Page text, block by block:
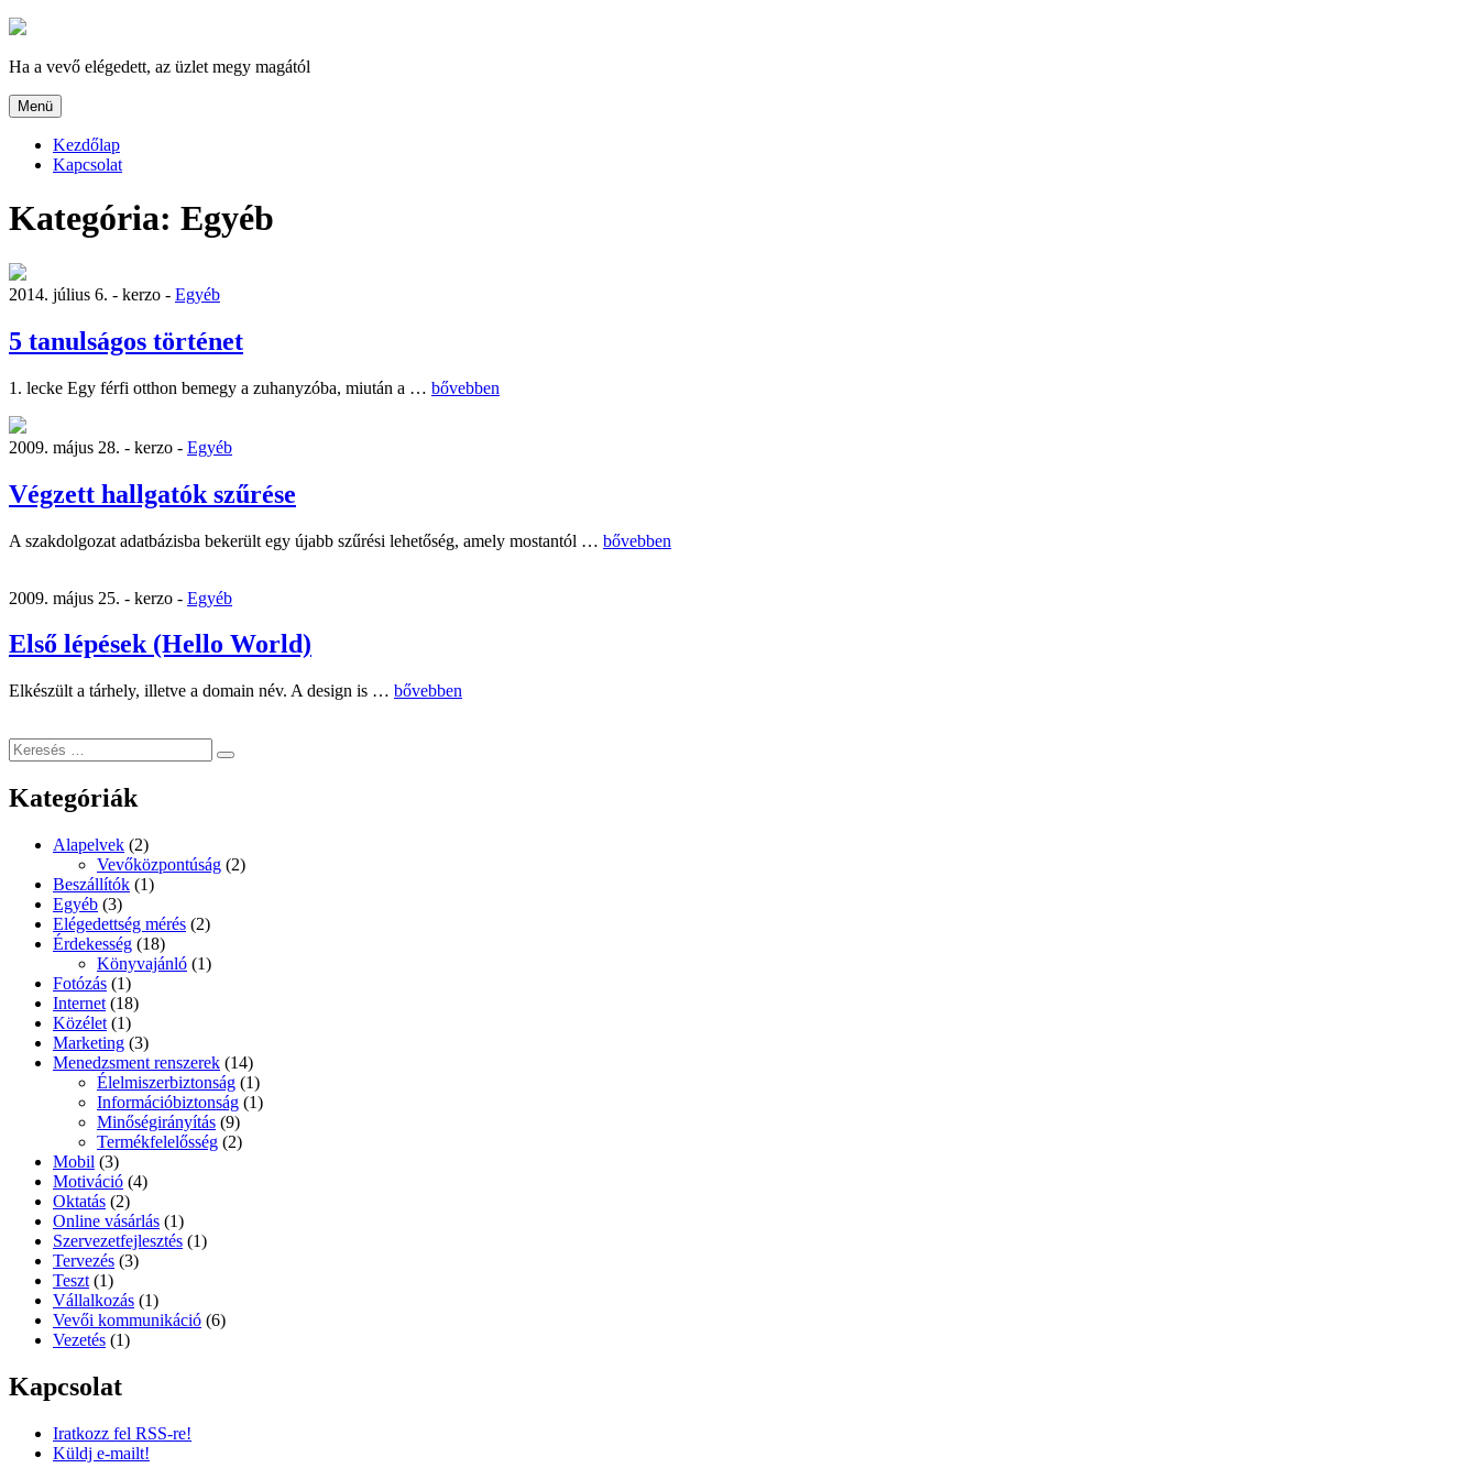
Tartalomhoz
Ha a vevő elégedett, az üzlet megy magától
Menü
Kezdőlap
Kapcsolat
Kategória: Egyéb
2014. július 6. - kerzo - Egyéb
5 tanulságos történet
1. lecke Egy férfi otthon bemegy a zuhanyzóba, miután a … „5
bővebben
2009. május 28. - kerzo - Egyéb
Végzett hallgatók szűrése
A szakdolgozat adatbázisba bekerült egy újabb szűrési lehetőség, amely mostantól … „Végzett
bővebben
2009. május 25. - kerzo - Egyéb
Első lépések (Hello World)
Elkészült a tárhely, illetve a domain név. A design is … „Első
bővebben
Keresés
a
következő
kifejezésre:
Keresés
Kategóriák
Alapelvek (2)
Vevőközpontúság (2)
Beszállítók (1)
Egyéb (3)
Elégedettség mérés (2)
Érdekesség (18)
Könyvajánló (1)
Fotózás (1)
Internet (18)
Közélet (1)
Marketing (3)
Menedzsment renszerek (14)
Élelmiszerbiztonság (1)
Információbiztonság (1)
Minőségirányítás (9)
Termékfelelősség (2)
Mobil (3)
Motiváció (4)
Oktatás (2)
Online vásárlás (1)
Szervezetfejlesztés (1)
Tervezés (3)
Teszt (1)
Vállalkozás (1)
Vevői kommunikáció (6)
Vezetés (1)
Kapcsolat
Iratkozz fel RSS-re!
Küldj e-mailt!